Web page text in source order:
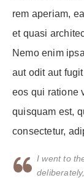
rem aperiam,
et quasi
Nemo enim
aut odit aut
eos qui ratione
quisquam est,
consectetur,
I went to